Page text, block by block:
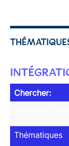
Chercher:
Thématiques